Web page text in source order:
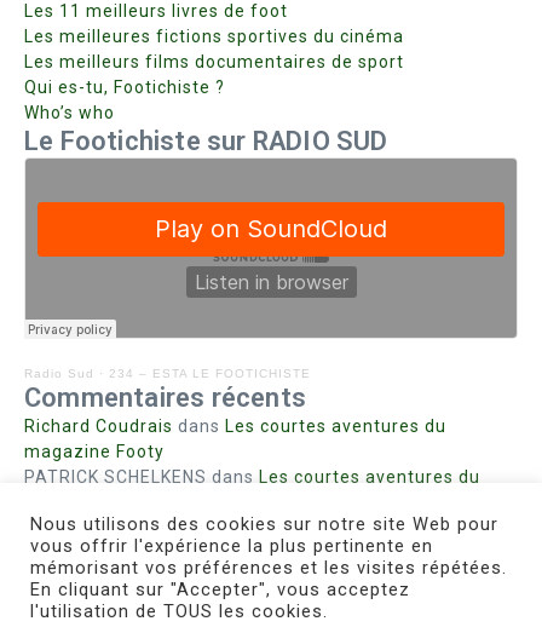
Les 11 meilleurs livres de foot
Les meilleures fictions sportives du cinéma
Les meilleurs films documentaires de sport
Qui es-tu, Footichiste ?
Who’s who
Le Footichiste sur RADIO SUD
Radio Sud · 234 – ESTA LE FOOTICHISTE
Commentaires récents
Richard Coudrais dans Les courtes aventures du
magazine Footy
PATRICK SCHELKENS dans Les courtes aventures du
Bohn fabiennedans Intrigues sanglantes à Mulhouse
Steph. RUTA dansLust for Nice
MIRMANDdansPieds agiles et champignons
Nous utilisons des cookies sur notre site Web pour
vous offrir l'expérience la plus pertinente en
mémorisant vos préférences et les visites répétées.
En cliquant sur "Accepter", vous acceptez
l'utilisation de TOUS les cookies.